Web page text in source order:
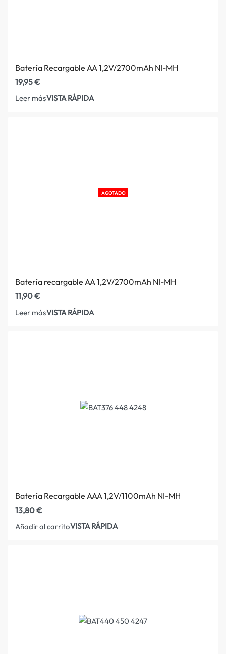
Batería Recargable AA 1,2V/2700mAh NI-MH
19,95€
Leer másVISTA RÁPIDA
AGOTADO
Batería recargable AA 1,2V/2700mAh NI-MH
11,90€
Leer másVISTA RÁPIDA
Batería Recargable AAA 1,2V/1100mAh NI-MH
13,80€
Añadir al carritoVISTA RÁPIDA